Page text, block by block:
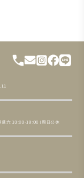
六 10:00-19:00 | 周日公休